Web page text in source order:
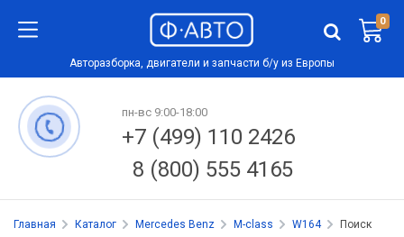
0
Авторазборка, двигатели и запчасти б/у из Европы
пн-вс 9:00-18:00
+7 (499) 110 2426
8 (800) 555 4165
Главная Каталог Mercedes Benz M-class W164
Поиск